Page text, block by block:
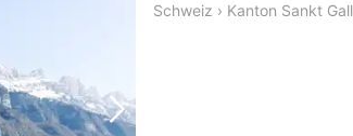
Næste billede
Schweiz › Kanton Sankt